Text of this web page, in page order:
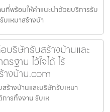
ที่พร้อมให้คำแนะนำด้วยบริการรับ
เหมาสร้างบ้า
บริษัทรับสร้างบ้านและ
ฐาน ไว้ใจได้ ไร้
างบ้าน.com
ร้างบ้านและบริษัทรับเหมา
การทิ้งงาน รับเห